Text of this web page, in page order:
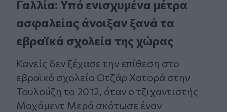
Γαλλία: Υπό ενισχυμένα μέτρα
ασφαλείας άνοιξαν ξανά τα
εβραϊκά σχολεία της χώρας
Κανείς δεν ξέχασε την επίθεση στο
εβραϊκό σχολείο Οτζάρ Χατορά στην
Τουλούζη το 2012, όταν ο τζιχαντιστής
Μοχάμεντ Μερά σκότωσε έναν